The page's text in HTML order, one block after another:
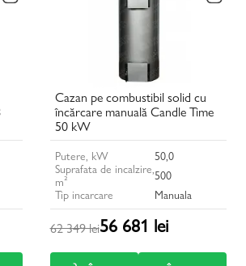
Cazan pe combustibil solid cu
încărcare manuală Candle Time
50 kW
Putere, kW
50,0
Suprafata de incalzire,
m²
500
Tip incarcare
Manuala
62 349 lei56 681 lei